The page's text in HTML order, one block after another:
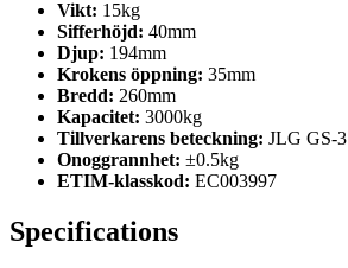
Vikt: 15kg
Sifferhöjd: 40mm
Djup: 194mm
Krokens öppning: 35mm
Bredd: 260mm
Kapacitet: 3000kg
Tillverkarens beteckning: JLG GS-3
Onoggrannhet: ±0.5kg
ETIM-klasskod: EC003997
Specifications